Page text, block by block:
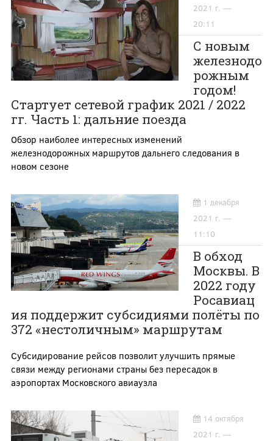
2021 г. —
20:11
С новым
железнодо
рожным
годом!
Стартует сетевой график 2021 / 2022
гг. Часть 1: дальние поезда
Обзор наиболее интересных изменений
железнодорожных маршрутов дальнего следования в
новом сезоне
1 декабря
2021 г. —
11:10
В обход
Москвы. В
2022 году
Росавиац
ия поддержит субсидиями полёты по
372 «нестоличным» маршрутам
Субсидирование рейсов позволит улучшить прямые
связи между регионами страны без пересадок в
аэропортах Московского авиаузла
14 октября
2021 г. —